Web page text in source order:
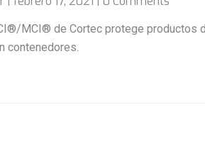
MCI® de Cortec protege productos
contenedores.